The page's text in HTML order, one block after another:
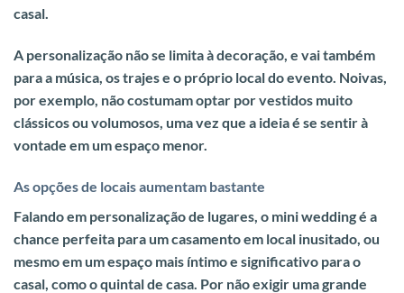
casal.
A personalização não se limita à decoração, e vai também
para a música, os trajes e o próprio local do evento. Noivas,
por exemplo, não costumam optar por vestidos muito
clássicos ou volumosos, uma vez que a ideia é se sentir à
vontade em um espaço menor.
As opções de locais aumentam bastante
Falando em personalização de lugares, o mini wedding é a
chance perfeita para um casamento em local inusitado, ou
mesmo em um espaço mais íntimo e significativo para o
casal, como o quintal de casa. Por não exigir uma grande